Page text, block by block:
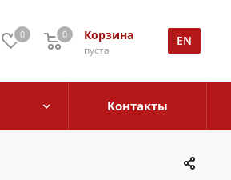
EN
0 Корзина
пуста
0
Контакты